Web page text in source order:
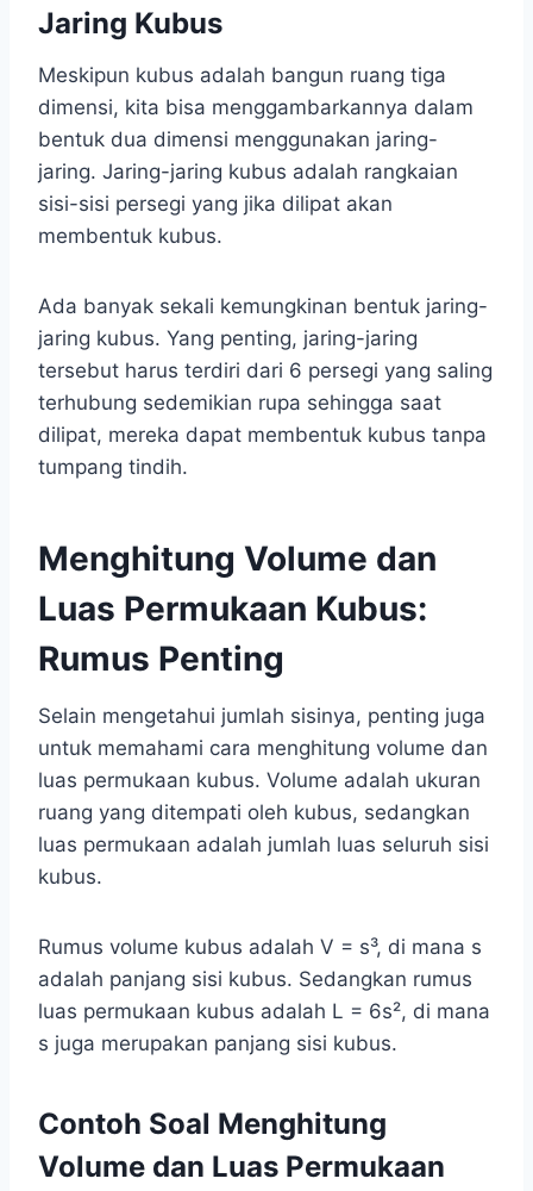
Jaring Kubus
Meskipun kubus adalah bangun ruang tiga
dimensi, kita bisa menggambarkannya dalam
bentuk dua dimensi menggunakan jaring-
jaring. Jaring-jaring kubus adalah rangkaian
sisi-sisi persegi yang jika dilipat akan
membentuk kubus.
Ada banyak sekali kemungkinan bentuk jaring-
jaring kubus. Yang penting, jaring-jaring
tersebut harus terdiri dari 6 persegi yang saling
terhubung sedemikian rupa sehingga saat
dilipat, mereka dapat membentuk kubus tanpa
tumpang tindih.
Menghitung Volume dan
Luas Permukaan Kubus:
Rumus Penting
Selain mengetahui jumlah sisinya, penting juga
untuk memahami cara menghitung volume dan
luas permukaan kubus. Volume adalah ukuran
ruang yang ditempati oleh kubus, sedangkan
luas permukaan adalah jumlah luas seluruh sisi
kubus.
Rumus volume kubus adalah V = s³, di mana s
adalah panjang sisi kubus. Sedangkan rumus
luas permukaan kubus adalah L = 6s², di mana
s juga merupakan panjang sisi kubus.
Contoh Soal Menghitung
Volume dan Luas Permukaan